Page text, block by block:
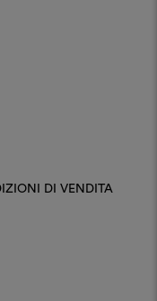
DI VENDITA